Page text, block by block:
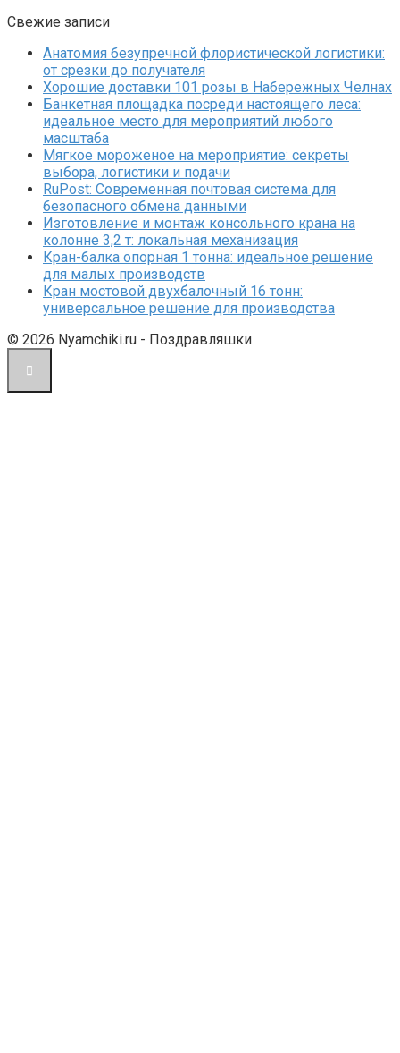
Свежие записи
Анатомия безупречной флористической логистики:
от срезки до получателя
Хорошие доставки 101 розы в Набережных Челнах
Банкетная площадка посреди настоящего леса:
идеальное место для мероприятий любого
масштаба
Мягкое мороженое на мероприятие: секреты
выбора, логистики и подачи
RuPost: Современная почтовая система для
безопасного обмена данными
Изготовление и монтаж консольного крана на
колонне 3,2 т: локальная механизация
Кран-балка опорная 1 тонна: идеальное решение
для малых производств
Кран мостовой двухбалочный 16 тонн:
универсальное решение для производства
© 2026 Nyamchiki.ru - Поздравляшки